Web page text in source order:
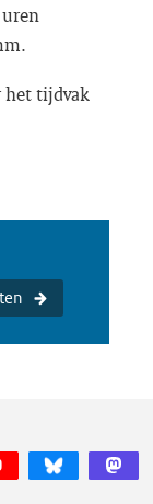
het tijdvak